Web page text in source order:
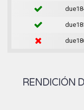
RENDICIÓN